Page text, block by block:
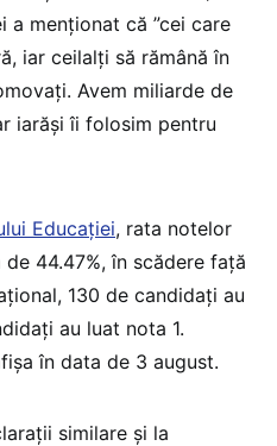
a menționat că ”cei care
iar ceilalți să rămână în
Avem miliarde de
iarăși îi folosim pentru
Educației, rata notelor
44.47%, în scădere față
130 de candidați au
au luat nota 1.
în data de 3 august.
similare și la